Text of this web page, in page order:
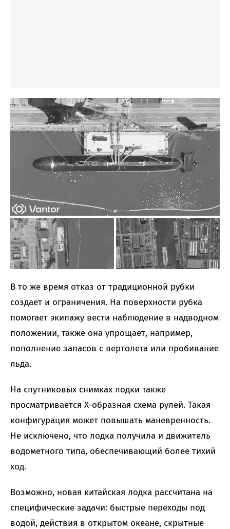
В то же время отказ от традиционной рубки
создает и ограничения. На поверхности рубка
помогает экипажу вести наблюдение в надводном
положении, также она упрощает, например,
пополнение запасов с вертолета или пробивание
льда.
На спутниковых снимках лодки также
просматривается X-образная схема рулей. Такая
конфигурация может повышать маневренность.
Не исключено, что лодка получила и движитель
водометного типа, обеспечивающий более тихий
ход.
Возможно, новая китайская лодка рассчитана на
специфические задачи: быстрые переходы под
водой, действия в открытом океане, скрытные